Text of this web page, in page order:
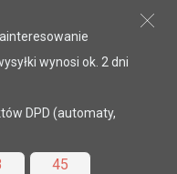
44
wynosi ok. 2 dni
DPD (automaty,